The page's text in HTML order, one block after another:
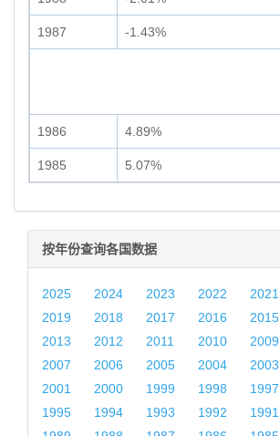
1987 -1.43%
1986 4.89%
1985 5.07%
按年份查询各国数据
2025 2024 2023 2022 2021
2019
2018 2017 2016 2015
2013
2012 2011 2010 2009
2007
2006 2005 2004 2003
2001
2000 1999 1998 1997
1995
1994 1993 1992 1991